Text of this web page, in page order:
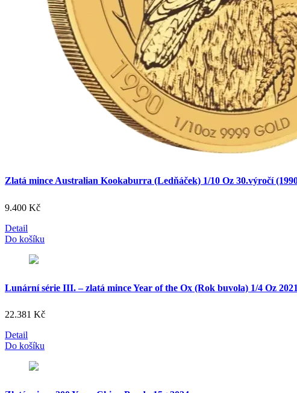
Zlatá mince Australian Kookaburra (Ledňáček) 1/10 Oz 30.výročí
9.400 Kč
Detail
Do košíku
Lunární série III. – zlatá mince Year of the Ox (Rok buvola) 1/4 Oz 2021
22.381 Kč
Detail
Do košíku